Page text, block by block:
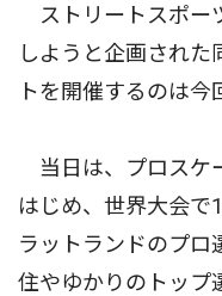
ストリートスポー
しようと企画され
トを開催するのは今
当日は、プロスケ
はじめ、世界大会で
ラットランドのプロ
住やゆかりのトップ